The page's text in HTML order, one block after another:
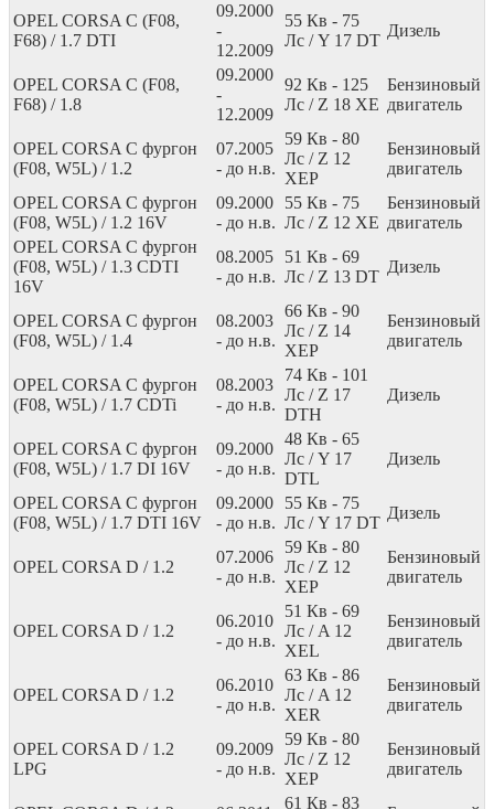
OPEL CORSA C (F08,
F68) / 1.7 DTI
09.2000
-
12.2009
55 Кв - 75
Лс / Y 17 DT
Дизель
OPEL CORSA C (F08,
F68) / 1.8
09.2000
-
12.2009
92 Кв - 125
Лс / Z 18 XE
Бензиновый
двигатель
OPEL CORSA C фургон
(F08, W5L) / 1.2
07.2005
- до н.в.
59 Кв - 80
Лс / Z 12
XEP
Бензиновый
двигатель
OPEL CORSA C фургон
(F08, W5L) / 1.2 16V
09.2000
- до н.в.
55 Кв - 75
Лс / Z 12 XE
Бензиновый
двигатель
OPEL CORSA C фургон
(F08, W5L) / 1.3 CDTI
16V
08.2005
- до н.в.
51 Кв - 69
Лс / Z 13 DT
Дизель
OPEL CORSA C фургон
(F08, W5L) / 1.4
08.2003
- до н.в.
66 Кв - 90
Лс / Z 14
XEP
Бензиновый
двигатель
OPEL CORSA C фургон
(F08, W5L) / 1.7 CDTi
08.2003
- до н.в.
74 Кв - 101
Лс / Z 17
DTH
Дизель
OPEL CORSA C фургон
(F08, W5L) / 1.7 DI 16V
09.2000
- до н.в.
48 Кв - 65
Лс / Y 17
DTL
Дизель
OPEL CORSA C фургон
(F08, W5L) / 1.7 DTI 16V
09.2000
- до н.в.
55 Кв - 75
Лс / Y 17 DT
Дизель
OPEL CORSA D / 1.2
07.2006
- до н.в.
59 Кв - 80
Лс / Z 12
XEP
Бензиновый
двигатель
OPEL CORSA D / 1.2
06.2010
- до н.в.
51 Кв - 69
Лс / A 12
XEL
Бензиновый
двигатель
OPEL CORSA D / 1.2
06.2010
- до н.в.
63 Кв - 86
Лс / A 12
XER
Бензиновый
двигатель
OPEL CORSA D / 1.2
LPG
09.2009
- до н.в.
59 Кв - 80
Лс / Z 12
XEP
Бензиновый
двигатель
61 Кв - 83